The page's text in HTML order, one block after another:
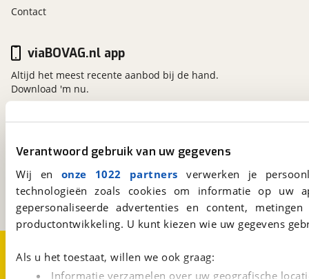
Verantwoord gebruik van uw gegevens
Wij en onze 1022 partners verwerken je
technologieën zoals cookies om informatie op
gepersonaliseerde advertenties en content,
productontwikkeling. U kunt kiezen wie uw gegevens
Als u het toestaat, willen we ook graag:
Informatie verzamelen over uw geografische
Contact
Kosterijland
3981 AJ
Bunnik
Een initiatief van
BOVAG
viaBOVAG.nl app
Altijd het meest recente aanbod bij de hand.
Download 'm nu.
CookievoorkeurenVacatures